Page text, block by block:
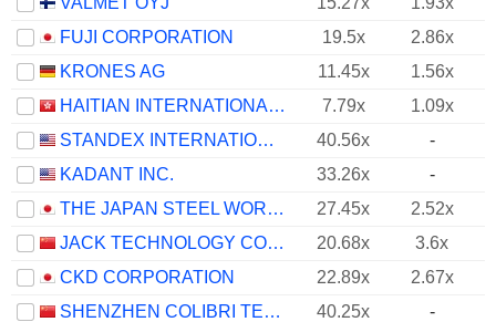
FUJI CORPORATION
19.5x
2.86x
KRONES AG
11.45x
1.56x
HAITIAN INTERNATIONAL HOLDINGS LIMITED
7.79x
1.09x
STANDEX INTERNATIONAL CORPORATION
40.56x
-
KADANT INC.
33.26x
-
THE JAPAN STEEL WORKS, LTD.
27.45x
2.52x
JACK TECHNOLOGY CO.,LTD
20.68x
3.6x
CKD CORPORATION
22.89x
2.67x
SHENZHEN COLIBRI TECHNOLOGIES CO., LTD.
40.25x
-